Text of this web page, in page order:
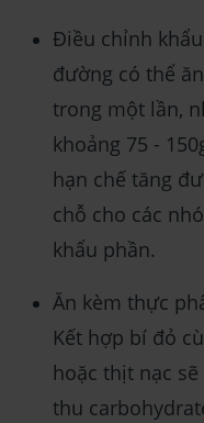
Điều chỉnh
đường có thể
trong một lần,
khoảng 75 -
hạn chế tăng
chỗ cho các
khẩu phần.
Ăn kèm thực
Kết hợp bí đỏ
hoặc thịt nạc
thu